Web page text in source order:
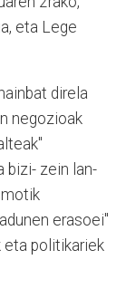
eta Lege
direla
negozioak
bizi- zein lan-
erasoei"
eta politikariek